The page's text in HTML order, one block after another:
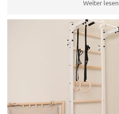
Weiter lesen